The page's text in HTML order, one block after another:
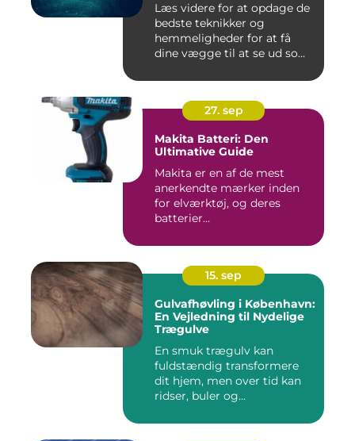
Læs videre for at opdage de
bedste teknikker og
hemmeligheder for at få
dine vægge til at se ud som
27. sep
Makita Batteri: Den
Ultimative Guide
Makita er en af de mest
anerkendte mærker inden
for elværktøj, og deres
batterier...
15. sep
Gulvafhøvling i København:
En Vejledning til Nydelige
Trægulve
En smuk trægulv kan
fuldstændig transformere
dit hjem, men over tid kan
ridser, buler og...